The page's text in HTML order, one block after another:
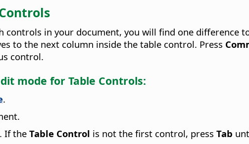
controls in your document, you will find one difference
to the next column inside the table control. Press
control.
mode for Table Controls:
.
If the Table Control is not the first control, press Tab